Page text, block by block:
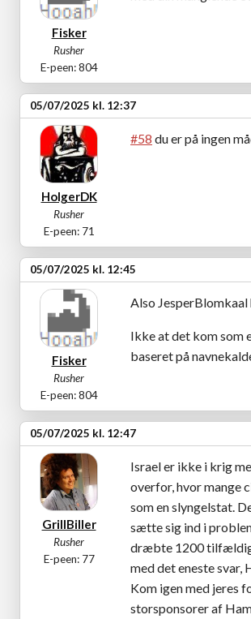
Fisker
Rusher
E-peen: 804
05/07/2025 kl. 12:37
HolgerDK
Rusher
E-peen: 71
#58 du er på ingen
05/07/2025 kl. 12:45
Fisker
Rusher
E-peen: 804
Also
Ikke at det kom som
baseret på
05/07/2025 kl. 12:47
GrillBiller
Rusher
E-peen: 77
Israel er ikke i krig
overfor, hvor mange
som en slyngelstat.
sætte sig ind i
dræbte 1200
med det eneste svar,
Kom igen med jeres
storsponsorer af